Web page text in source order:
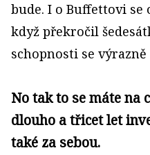
bude. I o Buffettovi se
když překročil
schopnosti se výrazně
No tak to se máte na
dlouho a třicet let
také za sebou.